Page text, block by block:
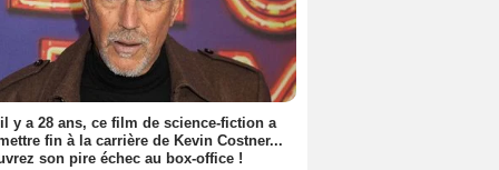
y a 28 ans, ce film de science-fiction a
fin à la carrière de Kevin Costner...
son pire échec au box-office !